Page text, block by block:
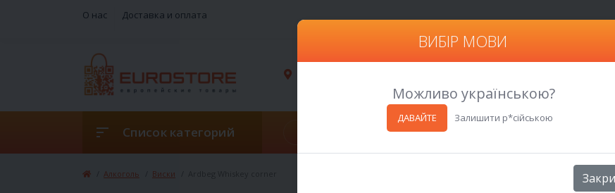
О нас Доставка и оплата
Список категорий
Алкоголь Виски
ВИБІР МОВИ
Можливо українською?
ДАВАЙТЕ Залишити р*сійською